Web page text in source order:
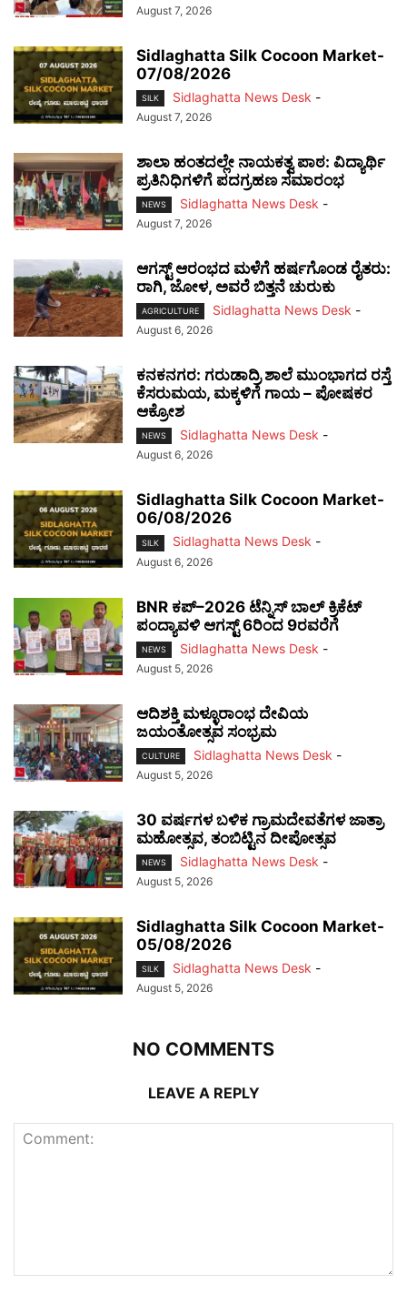
August 7, 2026
Sidlaghatta Silk Cocoon Market-
07/08/2026
SILK Sidlaghatta News Desk -
August 7, 2026
ಶಾಲಾ ಹಂತದಲ್ಲೇ ನಾಯಕತ್ವ ಪಾಠ: ವಿದ್ಯಾರ್ಥಿ
ಪ್ರತಿನಿಧಿಗಳಿಗೆ ಪದಗ್ರಹಣ ಸಮಾರಂಭ
NEWS Sidlaghatta News Desk -
August 7, 2026
ಆಗಸ್ಟ್ ಆರಂಭದ ಮಳೆಗೆ ಹರ್ಷಗೊಂಡ ರೈತರು:
ರಾಗಿ, ಜೋಳ, ಅವರೆ ಬಿತ್ತನೆ ಚುರುಕು
AGRICULTURE Sidlaghatta News Desk -
August 6, 2026
ಕನಕನಗರ: ಗರುಡಾದ್ರಿ ಶಾಲೆ ಮುಂಭಾಗದ ರಸ್ತೆ
ಕೆಸರುಮಯ, ಮಕ್ಕಳಿಗೆ ಗಾಯ – ಪೋಷಕರ
ಆಕ್ರೋಶ
NEWS Sidlaghatta News Desk -
August 6, 2026
Sidlaghatta Silk Cocoon Market-
06/08/2026
SILK Sidlaghatta News Desk -
August 6, 2026
BNR ಕಪ್–2026 ಟೆನ್ನಿಸ್ ಬಾಲ್ ಕ್ರಿಕೆಟ್
ಪಂದ್ಯಾವಳಿ ಆಗಸ್ಟ್ 6ರಿಂದ 9ರವರೆಗೆ
NEWS Sidlaghatta News Desk -
August 5, 2026
ಆದಿಶಕ್ತಿ ಮಳ್ಳೂರಾಂಭ ದೇವಿಯ
ಜಯಂತೋತ್ಸವ ಸಂಭ್ರಮ
CULTURE Sidlaghatta News Desk -
August 5, 2026
30 ವರ್ಷಗಳ ಬಳಿಕ ಗ್ರಾಮದೇವತೆಗಳ ಜಾತ್ರಾ
ಮಹೋತ್ಸವ, ತಂಬಿಟ್ಟಿನ ದೀಪೋತ್ಸವ
NEWS Sidlaghatta News Desk -
August 5, 2026
Sidlaghatta Silk Cocoon Market-
05/08/2026
SILK Sidlaghatta News Desk -
August 5, 2026
NO COMMENTS
LEAVE A REPLY